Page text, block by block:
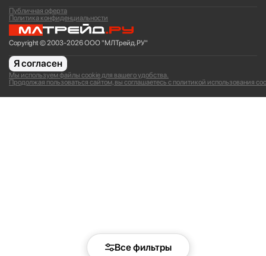
Все фильтры
Copyright © 2003-2026 ООО "МЛТрейд.РУ"
Политика конфиденциальности
Публичная оферта
Мы используем файлы cookie для вашего удобства.
Продолжая пользоваться сайтом, вы соглашаетесь с политикой использования
Я согласен